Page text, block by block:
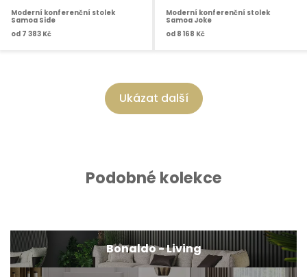
Moderní konferenční stolek
Samoa Side
od 7 383 Kč
Moderní konferenční stolek
Samoa Joke
od 8 168 Kč
Ukázat další
Podobné kolekce
Bonaldo - Living